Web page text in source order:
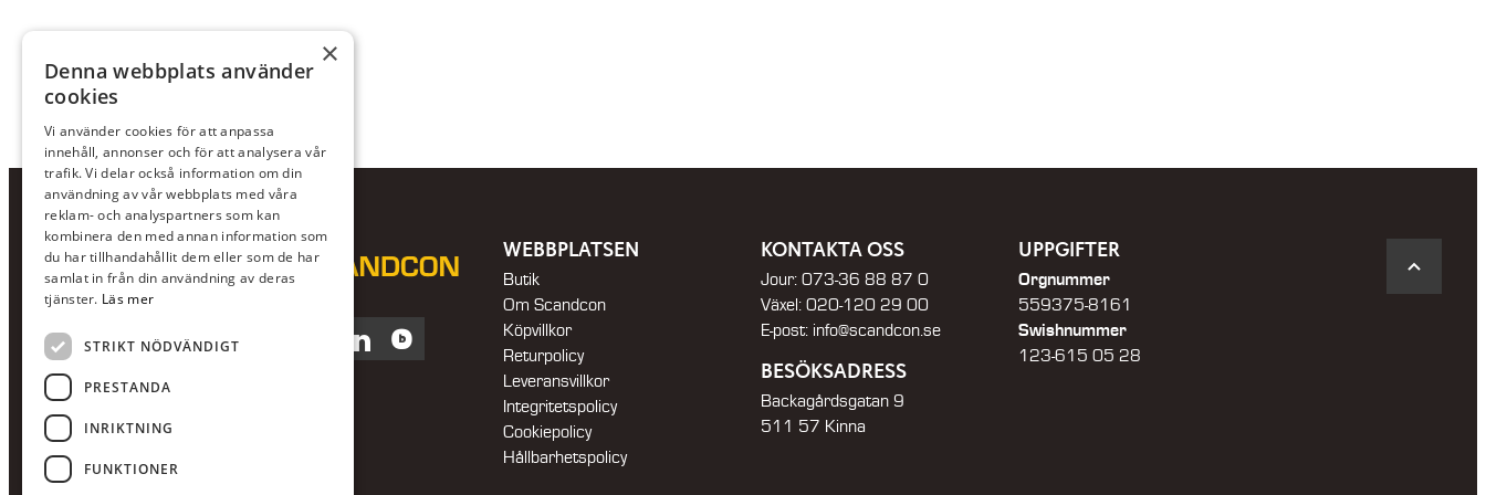
FacebookInstagram
LinkedInBlocket
WEBBPLATSEN
Butik
Om Scandcon
Köpvillkor
Returpolicy
Leveransvillkor
Integritetspolicy
Cookiepolicy
Hållbarhetspolicy
KONTAKTA OSS
Jour: 073-36 88 87 0
Växel: 020-120 29 00
E-post: info@scandcon.se
BESÖKSADRESS
Backagårdsgatan 9
511 57 Kinna
UPPGIFTER
Orgnummer
559375-8161
Swishnummer
123-615 05 28
×
Denna webbplats använder
cookies
Vi använder cookies för att anpassa
innehåll, annonser och för att analysera vår
trafik. Vi delar också information om din
användning av vår webbplats med våra
reklam- och analyspartners som kan
kombinera den med annan information som
du har tillhandahållit dem eller som de har
samlat in från din användning av deras
tjänster. Läs mer
STRIKT NÖDVÄNDIGT
PRESTANDA
INRIKTNING
FUNKTIONER